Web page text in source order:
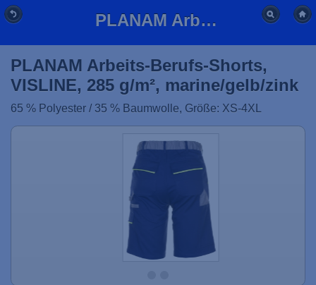
PLANAM Arbeits-Berufs-Shorts, VISLINE, 285 g/m², marine/gelb/zink
PLANAM Arbeits-Berufs-Shorts,
VISLINE, 285 g/m², marine/gelb/zink
65 % Polyester / 35 % Baumwolle, Größe: XS-4XL